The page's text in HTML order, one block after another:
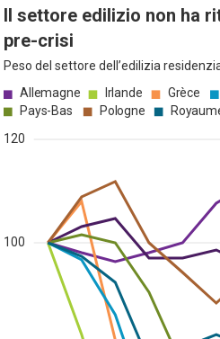
Il settore edilizio non ha
pre-crisi
Peso del settore dell’edilizia
Allemagne Irlande Grèce
Pays-Bas
Pologne
100
120